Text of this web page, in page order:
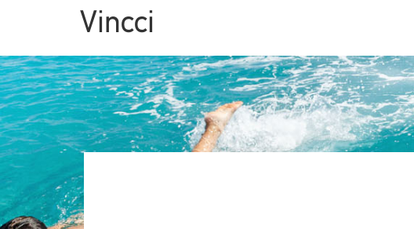
Vincci